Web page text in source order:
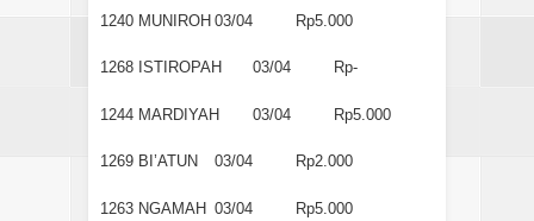
1240 MUNIROH 03/04 Rp5.000
1268 ISTIROPAH 03/04 Rp-
1244 MARDIYAH 03/04 Rp5.000
1269 BI’ATUN 03/04 Rp2.000
1263 NGAMAH 03/04 Rp5.000